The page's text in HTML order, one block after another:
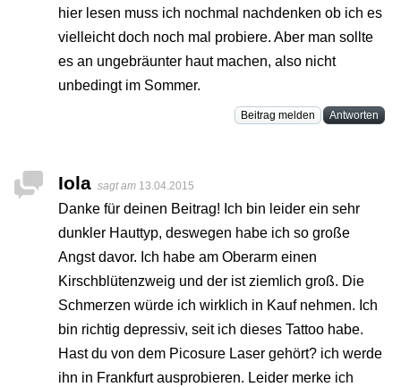
hier lesen muss ich nochmal nachdenken ob ich es
vielleicht doch noch mal probiere. Aber man sollte
es an ungebräunter haut machen, also nicht
unbedingt im Sommer.
Beitrag melden Antworten
Iola sagt am 13.04.2015
Danke für deinen Beitrag! Ich bin leider ein sehr
dunkler Hauttyp, deswegen habe ich so große
Angst davor. Ich habe am Oberarm einen
Kirschblütenzweig und der ist ziemlich groß. Die
Schmerzen würde ich wirklich in Kauf nehmen. Ich
bin richtig depressiv, seit ich dieses Tattoo habe.
Hast du von dem Picosure Laser gehört? ich werde
ihn in Frankfurt ausprobieren. Leider merke ich